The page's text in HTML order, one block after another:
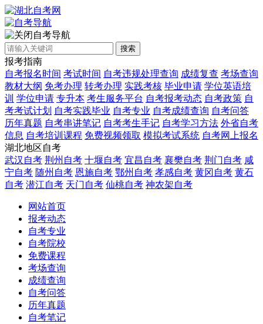
自考导航
搜索
报考指南
自考报名时间 考试时间 自考违规处理查询 成绩复查 考场查询
教材大纲 免考办理 转考办理 实践考核 毕业申请 学位英语培
训 学位申请 专升本 考生服务平台 自考报考动态 自考政策 自
考考试计划 自考实践毕业 自考专业 自考成绩查询 自考问答
历年真题 自考串讲笔记 自考考生手记 自考学习方法 外省自考
信息 自考培训课程 免费视频领取 模拟考试系统 自考网上报名
湖北地区自考
武汉自考 荆州自考 十堰自考 宜昌自考 襄樊自考 荆门自考 咸
宁自考 随州自考 恩施自考 鄂州自考 孝感自考 黄冈自考 黄石
自考 潜江自考 天门自考 仙桃自考 神农架自考
网站首页
报考动态
自考专业
自考院校
免费课程
考场查询
成绩查询
自考问答
历年真题
自考笔记